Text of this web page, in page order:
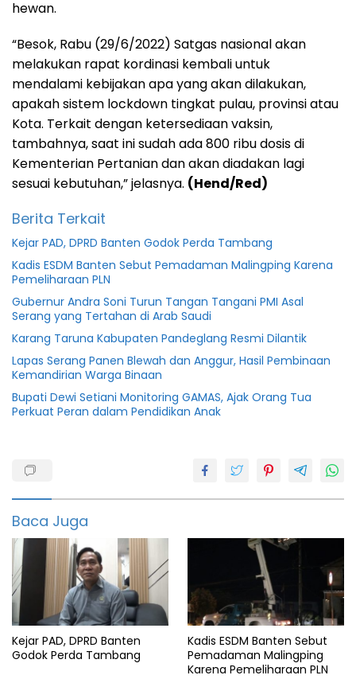
hewan.
“Besok, Rabu (29/6/2022) Satgas nasional akan
melakukan rapat kordinasi kembali untuk
mendalami kebijakan apa yang akan dilakukan,
apakah sistem lockdown tingkat pulau, provinsi atau
Kota. Terkait dengan ketersediaan vaksin,
tambahnya, saat ini sudah ada 800 ribu dosis di
Kementerian Pertanian dan akan diadakan lagi
sesuai kebutuhan,” jelasnya. (Hend/Red)
Berita Terkait
Kejar PAD, DPRD Banten Godok Perda Tambang
Kadis ESDM Banten Sebut Pemadaman Malingping Karena
Pemeliharaan PLN
Gubernur Andra Soni Turun Tangan Tangani PMI Asal
Serang yang Tertahan di Arab Saudi
Karang Taruna Kabupaten Pandeglang Resmi Dilantik
Lapas Serang Panen Blewah dan Anggur, Hasil Pembinaan
Kemandirian Warga Binaan
Bupati Dewi Setiani Monitoring GAMAS, Ajak Orang Tua
Perkuat Peran dalam Pendidikan Anak
featured
Idul
adha
info
banten
Pemprov
banten
Baca Juga
Kejar PAD, DPRD Banten
Godok Perda Tambang
Kadis ESDM Banten Sebut
Pemadaman Malingping
Karena Pemeliharaan PLN